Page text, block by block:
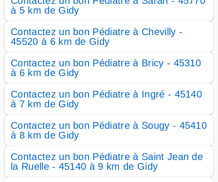
à 5 km de Gidy
Contactez un bon Pédiatre à Chevilly -
45520 à 6 km de Gidy
Contactez un bon Pédiatre à Bricy - 45310
à 6 km de Gidy
Contactez un bon Pédiatre à Ingré - 45140
à 7 km de Gidy
Contactez un bon Pédiatre à Sougy - 45410
à 8 km de Gidy
Contactez un bon Pédiatre à Saint Jean de
la Ruelle - 45140 à 9 km de Gidy